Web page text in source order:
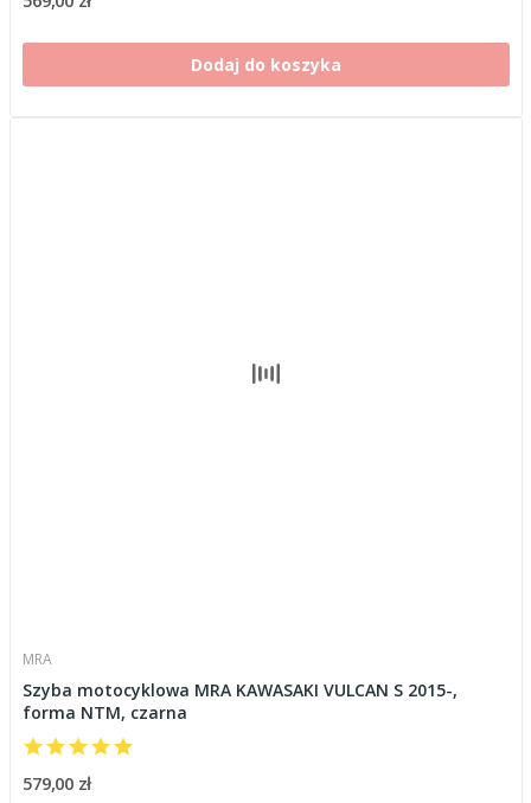
Dodaj do koszyka
MRA
Szyba motocyklowa MRA KAWASAKI VULCAN S 2015-,
forma NTM, czarna
579,00 zł